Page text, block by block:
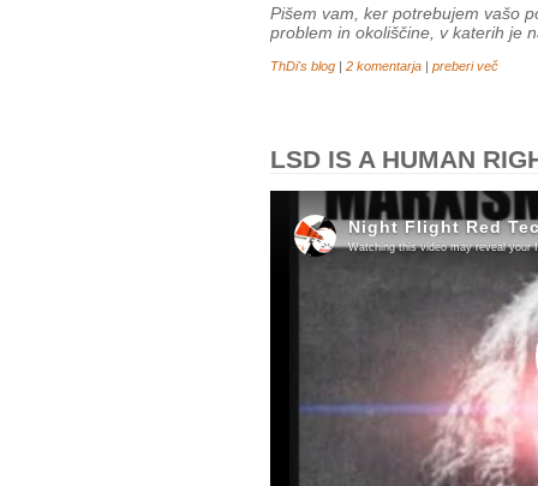
Pišem vam, ker potrebujem vašo
problem in okoliščine, v katerih je
ThDi's blog 2 komentarja preberi več
LSD IS A HUMAN